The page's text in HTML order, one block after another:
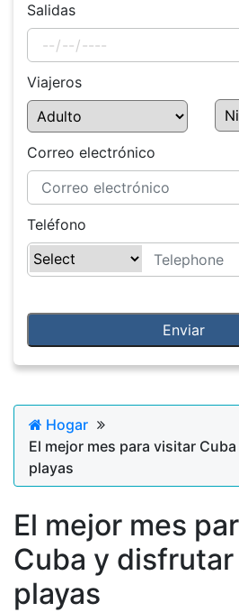
Salidas
Viajeros
Correo electrónico
Teléfono
Hogar
El mejor mes para visitar
playas
El mejor mes
Cuba y
playas